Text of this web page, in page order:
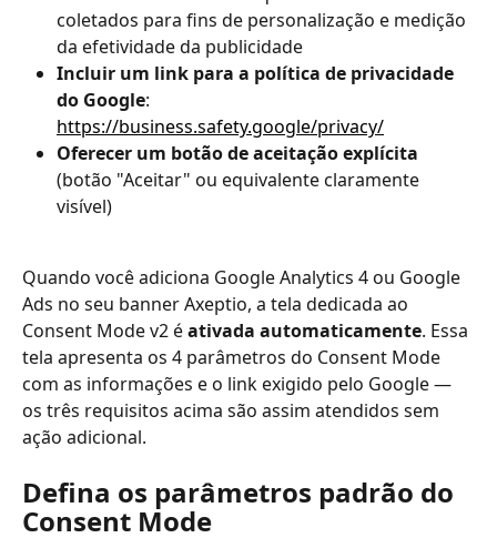
coletados para fins de personalização e medição
da efetividade da publicidade
Incluir um link para a política de privacidade
do Google:
https://business.safety.google/privacy/
Oferecer um botão de aceitação explícita
(botão "Aceitar" ou equivalente claramente
visível)
Quando você adiciona Google Analytics 4 ou Google
Ads no seu banner Axeptio, a tela dedicada ao
Consent Mode v2 é ativada automaticamente. Essa
tela apresenta os 4 parâmetros do Consent Mode
com as informações e o link exigido pelo Google —
os três requisitos acima são assim atendidos sem
ação adicional.
Defina os parâmetros padrão do
Consent Mode